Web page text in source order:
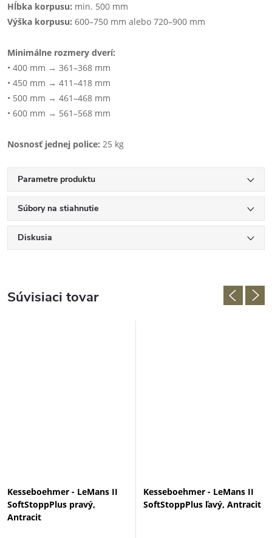
Hĺbka korpusu: min. 500 mm
Výška korpusu: 600–750 mm alebo 720–900 mm
Minimálne rozmery dverí:
• 400 mm → 361–368 mm
• 450 mm → 411–418 mm
• 500 mm → 461–468 mm
• 600 mm → 561–568 mm
Nosnosť jednej police: 25 kg
Parametre produktu
Súbory na stiahnutie
Diskusia
Súvisiaci tovar
Kesseboehmer - LeMans II
SoftStoppPlus pravý,
Antracit
Kesseboehmer - LeMans II
SoftStoppPlus ľavý, Antracit